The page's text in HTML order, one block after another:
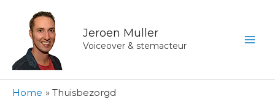
inhoud
Jeroen Muller
Voiceover & stemacteur
Home Thuisbezorgd